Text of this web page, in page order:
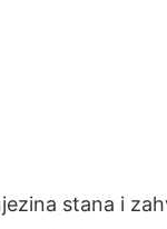
stana i